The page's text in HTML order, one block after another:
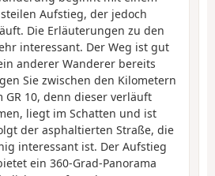
Aufstieg, der jedoch
Die Erläuterungen zu den
interessant. Der Weg ist gut
anderer Wanderer bereits
Sie zwischen den Kilometern
GR 10, denn dieser verläuft
liegt im Schatten und ist
der asphaltierten Straße, die
interessant ist. Der Aufstieg
ein 360-Grad-Panorama